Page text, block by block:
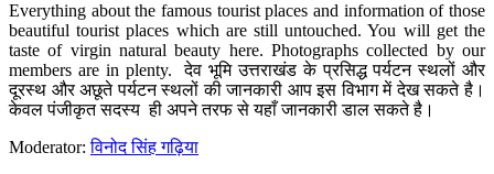
Everything about the famous tourist places and information of those
beautiful tourist places which are still untouched. You will get the
taste of virgin natural beauty here. Photographs collected by our
members are in plenty. देव भूमि उत्तराखंड के प्रसिद्ध पर्यटन स्थलों और
दूरस्थ और अछूते पर्यटन स्थलों की जानकारी आप इस विभाग में देख सकते है।
केवल पंजीकृत सदस्य ही अपने तरफ से यहाँ जानकारी डाल सकते है।
Moderator:विनोद सिंह गढ़िया